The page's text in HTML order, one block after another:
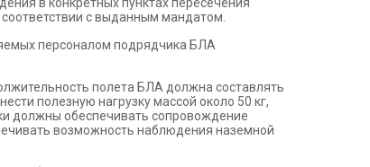
с выданным мандатом.
персоналом подрядчика БЛА
полета БЛА должна составлять
полезную нагрузку массой около 50 кг,
должны обеспечивать сопровождение
возможность наблюдения наземной